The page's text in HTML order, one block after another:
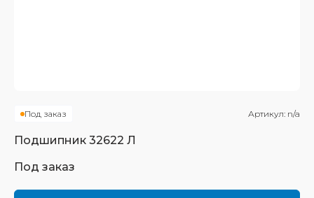
Под заказ Артикул: n/a
Подшипник 32622 Л
Под заказ